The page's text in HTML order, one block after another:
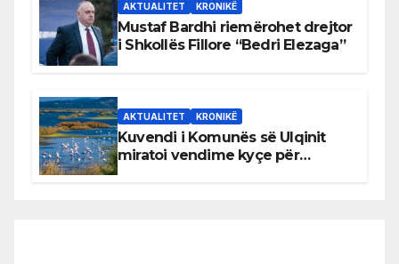
AKTUALITET KRONIKË
Mustaf Bardhi riemërohet drejtor
i Shkollës Fillore “Bedri Elezaga”
AKTUALITET KRONIKË
Kuvendi i Komunës së Ulqinit
miratoi vendime kyçe për